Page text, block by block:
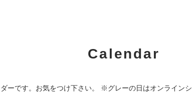
Calendar
ーです。お気をつけ下さい。 ※グレーの日はオンラインシ